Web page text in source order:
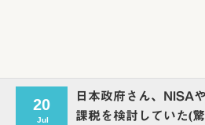
20
Jul
日本政府さん、NISA
課税を検討していた(